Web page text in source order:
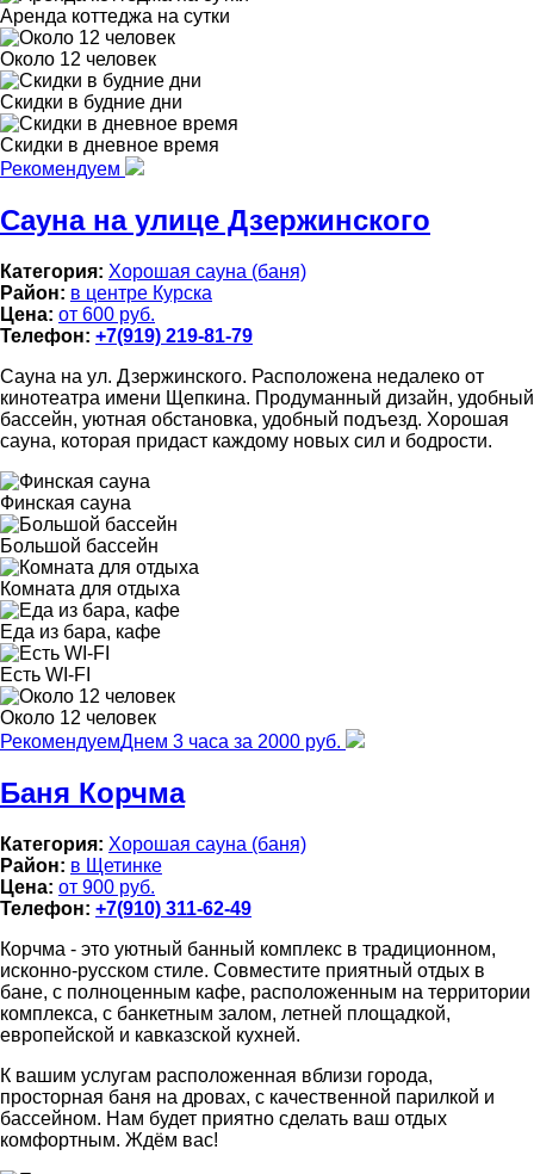
Аренда коттеджа на сутки
Около 12 человек
Скидки в будние дни
Скидки в дневное время
Рекомендуем
Сауна на улице Дзержинского
Категория: Хорошая сауна (баня)
Район: в центре Курска
Цена: от 600 руб.
Телефон: +7(919) 219-81-79
Сауна на ул. Дзержинского. Расположена недалеко от
кинотеатра имени Щепкина. Продуманный дизайн, удобный
бассейн, уютная обстановка, удобный подъезд. Хорошая
сауна, которая придаст каждому новых сил и бодрости.
Финская сауна
Большой бассейн
Комната для отдыха
Еда из бара, кафе
Есть WI-FI
Около 12 человек
РекомендуемДнем 3 часа за 2000 руб.
Баня Корчма
Категория: Хорошая сауна (баня)
Район: в Щетинке
Цена: от 900 руб.
Телефон: +7(910) 311-62-49
Корчма - это уютный банный комплекс в традиционном,
исконно-русском стиле. Совместите приятный отдых в
бане, с полноценным кафе, расположенным на территории
комплекса, с банкетным залом, летней площадкой,
европейской и кавказской кухней.
К вашим услугам расположенная вблизи города,
просторная баня на дровах, с качественной парилкой и
бассейном. Нам будет приятно сделать ваш отдых
комфортным. Ждём вас!